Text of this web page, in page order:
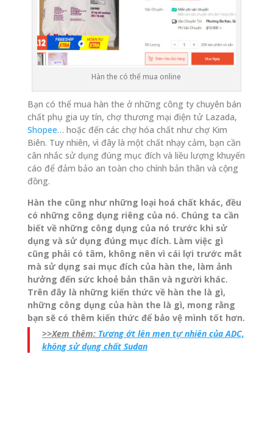
Hàn the có thể mua online
Bạn có thể mua hàn the ở những công ty chuyên bán
chất phụ gia uy tín, chợ thương mại điện tử Lazada,
Shopee… hoặc đến các chợ hóa chất như chợ Kim
Biên. Tuy nhiên, vì đây là một chất nhạy cảm, bạn cần
cân nhắc sử dụng đúng mục đích và liều lượng khuyến
cáo để đảm bảo an toàn cho chính bản thân và cộng
đồng.
Hàn the cũng như những loại hoá chất khác, đều
có những công dụng riêng của nó. Chúng ta cần
biết về những công dụng của nó trước khi sử
dụng và sử dụng đúng mục đích. Làm việc gì
cũng phải có tâm, không nên vì cái lợi trước mắt
mà sử dụng sai mục đích của hàn the, làm ảnh
hưởng đến sức khoẻ bản thân và người khác.
Trên đây là những kiến thức về hàn the là gì,
những công dụng của hàn the là gì, mong rằng
bạn sẽ có thêm kiến thức để bảo vệ mình tốt hơn.
>>Xem thêm: Tương ớt lên men tự nhiên của ADC,
không sử dụng chất Sudan